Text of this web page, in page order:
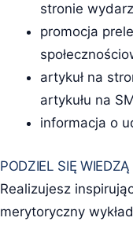
stronie
promocja
artykuł na
artykułu na
informacja o
PODZIEL SIĘ WIEDZĄ
Realizujesz
merytoryczny